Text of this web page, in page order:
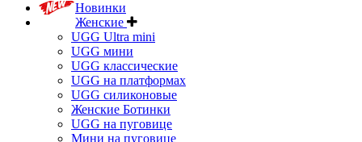
Новинки
Женские
UGG Ultra mini
UGG мини
UGG классические
UGG на платформах
UGG силиконовые
Женские Ботинки
UGG на пуговице
Мини на пуговице